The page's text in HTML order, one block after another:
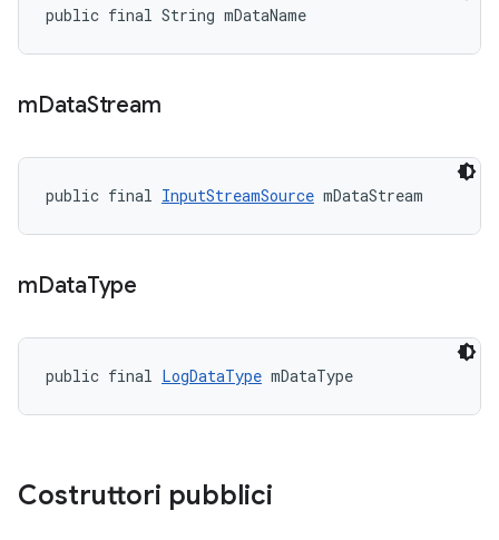
public final String mDataName
mDataStream
public final InputStreamSource mDataStream
mDataType
public final LogDataType mDataType
Costruttori pubblici